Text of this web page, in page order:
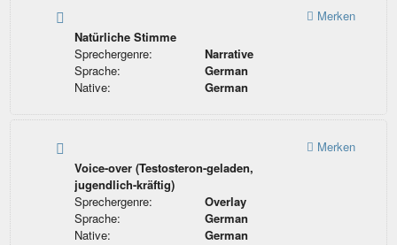
Natürliche Stimme
Sprechergenre:
Narrative
Sprache:
German
Native:
German
Merken
Voice-over (Testosteron-geladen,
jugendlich-kräftig)
Sprechergenre:
Overlay
Sprache:
German
Native:
German
Merken